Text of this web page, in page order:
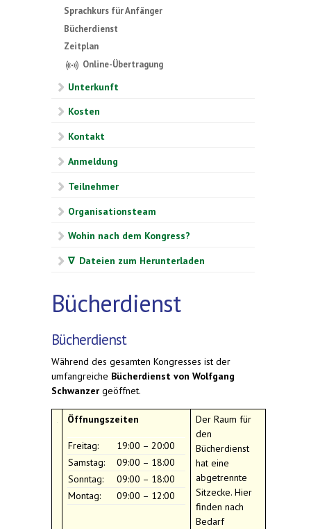
Sprachkurs für Anfänger
Bücherdienst
Zeitplan
Online-Übertragung
Unterkunft
Kosten
Kontakt
Anmeldung
Teilnehmer
Organisationsteam
Wohin nach dem Kongress?
∇ Dateien zum Herunterladen
Bücherdienst
Bücherdienst
Während des gesamten Kongresses ist der
umfangreiche Bücherdienst von Wolfgang
Schwanzer geöffnet.
Öffnungszeiten
Freitag:
19:00 – 20:00
Samstag:
09:00 – 18:00
Sonntag:
09:00 – 18:00
Montag:
09:00 – 12:00
Der Raum für
den
Bücherdienst
hat eine
abgetrennte
Sitzecke. Hier
finden nach
Bedarf